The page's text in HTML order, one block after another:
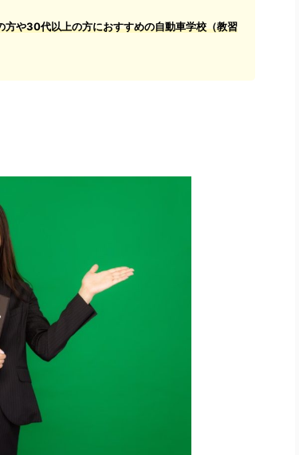
方や30代以上の方におすすめの自動車学校（教習